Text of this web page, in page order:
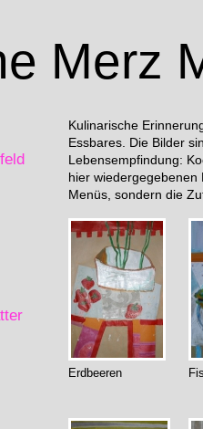
Merz
Kulinarische
Essbares. Die Bilder
Lebensempfindung:
hier wiedergegebenen
Menüs, sondern die
Erdbeeren